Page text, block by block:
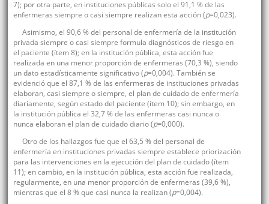
7); por otra parte, en instituciones públicas solo el 91,1 % de las
enfermeras siempre o casi siempre realizan esta acción (p=0,023).
Asimismo, el 90,6 % del personal de enfermería de la institución
privada siempre o casi siempre formula diagnósticos de riesgo en
el paciente (ítem 8); en la institución pública, esta acción fue
realizada en una menor proporción de enfermeras (70,3 %), siendo
un dato estadísticamente significativo (p=0,004). También se
evidenció que el 87,1 % de las enfermeras de instituciones privadas
elaboran, casi siempre o siempre, el plan de cuidado de enfermería
diariamente, según estado del paciente (ítem 10); sin embargo, en
la institución pública el 32,7 % de las enfermeras casi nunca o
nunca elaboran el plan de cuidado diario (p=0,000).
Otro de los hallazgos fue que el 63,5 % del personal de
enfermería en instituciones privadas siempre establece priorización
para las intervenciones en la ejecución del plan de cuidado (ítem
11); en cambio, en la institución pública, esta acción fue realizada,
regularmente, en una menor proporción de enfermeras (39,6 %),
mientras que el 8 % que casi nunca la realizan (p=0,004).